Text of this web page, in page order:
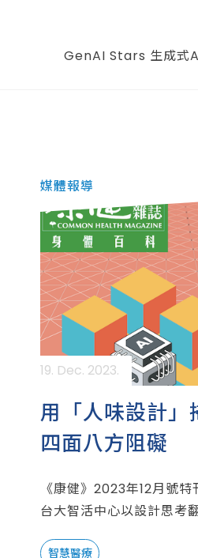
GenAI Stars 生成式
媒體報導
19. Dec. 2023.
用「人味設計」
四面八方阻礙
《康健》2023年12月號
台大智活中心以設計思考
智慧醫療